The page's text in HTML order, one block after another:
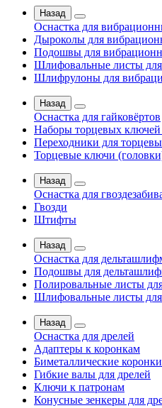
Назад
Оснастка для
Дыроколы для
Подошвы для
Шлифовальные листы
Шлифрулоны для
Назад
Оснастка для гайковёртов
Наборы торцевых ключей
Переходники для
Торцевые ключи
Назад
Оснастка для
Гвозди
Штифты
Назад
Оснастка для
Подошвы для
Полировальные листы
Шлифовальные листы
Назад
Оснастка для дрелей
Адаптеры к коронкам
Биметаллические
Гибкие валы для дрелей
Ключи к патронам
Конусные зенкеры для